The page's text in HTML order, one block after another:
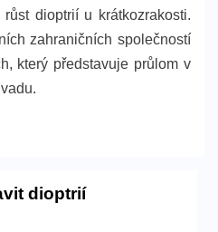
dioptrií u krátkozrakosti.
zahraničních společností
který představuje průlom v
dioptrií